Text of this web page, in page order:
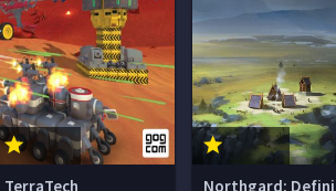
TerraTech